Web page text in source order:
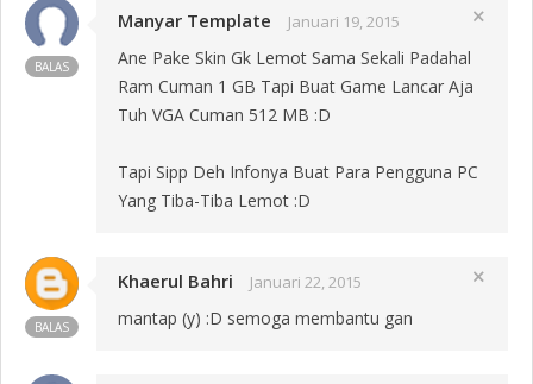
BALAS
Manyar Template Januari 19, 2015 close
Ane Pake Skin Gk Lemot Sama Sekali Padahal
Ram Cuman 1 GB Tapi Buat Game Lancar Aja
Tuh VGA Cuman 512 MB :D
Tapi Sipp Deh Infonya Buat Para Pengguna PC
Yang Tiba-Tiba Lemot :D
BALAS
Khaerul Bahri Januari 22, 2015 close
mantap (y) :D semoga membantu gan